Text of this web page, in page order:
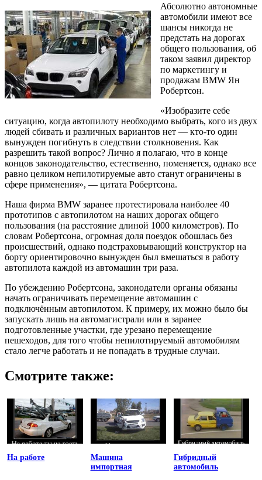
Абсолютно автономные
автомобили имеют все
шансы никогда не
предстать на дорогах
общего пользования, об
таком заявил директор
по маркетингу и
продажам BMW Ян
Робертсон.
«Изобразите себе
ситуацию, когда автопилоту необходимо выбрать, кого из двух
людей сбивать и различных вариантов нет — кто-то один
вынужден погибнуть в следствии столкновения. Как
разрешить такой вопрос? Лично я полагаю, что в конце
концов законодательство, естественно, поменяется, однако все
равно целиком непилотируемые авто станут ограничены в
сфере применения», — цитата Робертсона.
Наша фирма BMW заранее протестировала наиболее 40
прототипов с автопилотом на наших дорогах общего
пользования (на расстояние длиной 1000 километров). По
словам Робертсона, огромная доля поездок обошлась без
происшествий, однако подстраховывающий конструктор на
борту ориентировочно вынужден был вмешаться в работу
автопилота каждой из автомашин три раза.
По убеждению Робертсона, законодатели органы обязаны
начать ограничивать перемещение автомашин с
подключённым автопилотом. К примеру, их можно было бы
запускать лишь на автомагистрали или в заранее
подготовленные участки, где урезано перемещение
пешеходов, для того чтобы непилотируемый автомобилям
стало легче работать и не попадать в трудные случаи.
Смотрите также:
На работе
Машина
импортная
Гибридный
автомобиль